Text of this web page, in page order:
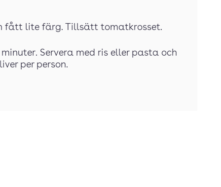
fått lite färg. Tillsätt tomatkrosset.
Servera med ris eller pasta och
per person.